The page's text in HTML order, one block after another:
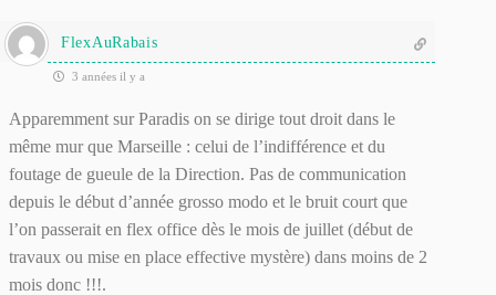
FlexAuRabais
3 années il y a
Apparemment sur Paradis on se dirige tout droit dans le
même mur que Marseille : celui de l’indifférence et du
foutage de gueule de la Direction. Pas de communication
depuis le début d’année grosso modo et le bruit court que
l’on passerait en flex office dès le mois de juillet (début de
travaux ou mise en place effective mystère) dans moins de 2
mois donc !!!.